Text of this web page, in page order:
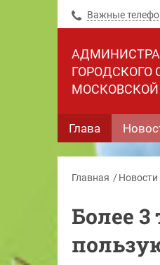
Важные
ГОРОДСКОГО
Глава
Главная Новости
Более